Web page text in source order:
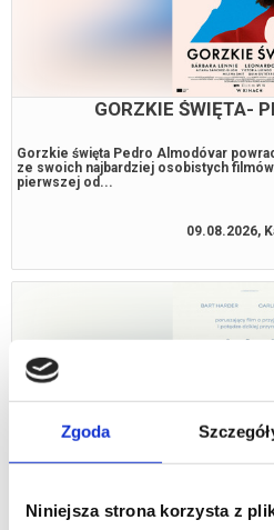
Zgoda
Niniejsza strona korzysta z
GORZKIE ŚWIĘTA-
Gorzkie święta Pedro Almodóvar
ze swoich najbardziej osobistych
pierwszej od...
09.08.2026,
WĘDRÓWKA